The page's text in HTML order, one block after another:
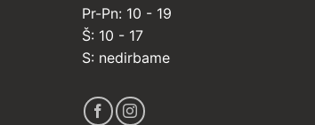
Pr-Pn: 10 - 19
Š: 10 - 17
S: nedirbame